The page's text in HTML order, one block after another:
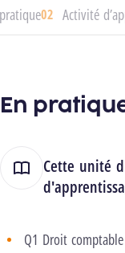
Activité
En
Cette unité
Q1 Droit comptable